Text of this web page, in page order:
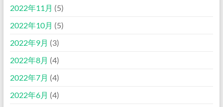
2022年11月 (5)
2022年10月 (5)
2022年9月 (3)
2022年8月 (4)
2022年7月 (4)
2022年6月 (4)